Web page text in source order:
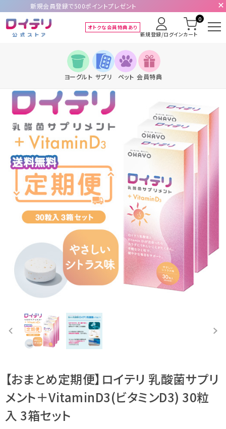
新規会員登録で500ポイントプレゼント
オトクな会員特典あり
新規登録/ログインカート
0
ヨーグルト サプリ ペット 会員特典
【おまとめ定期便】ロイテリ 乳酸菌サプリ
メント＋VitaminD3(ビタミンD3) 30粒
入 3箱セット